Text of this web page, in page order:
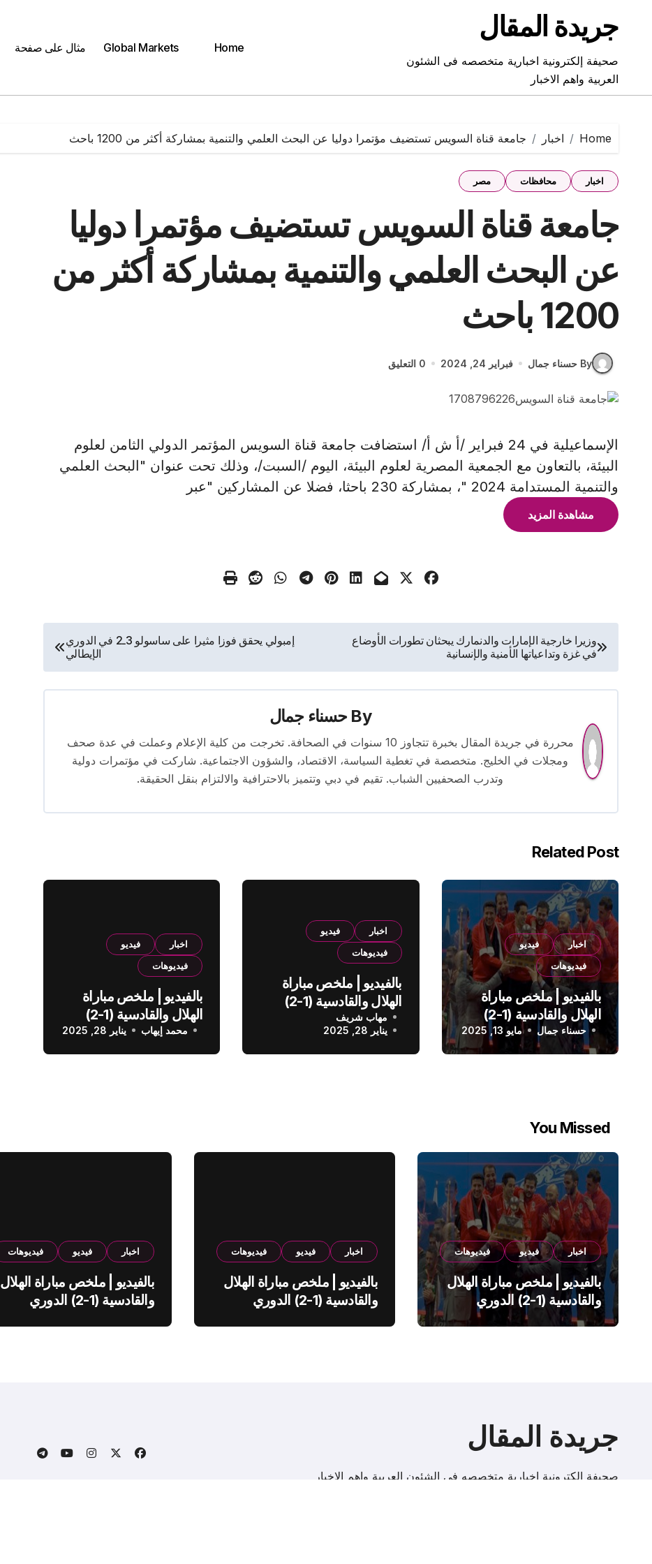
contentجريدة المقال
صحيفة إلكترونية اخبارية متخصصه فى الشئون
العربية واهم الاخبار
Home
Global Markets مثال على صفحة
Home اخبار جامعة قناة السويس تستضيف مؤتمرا دوليا عن البحث العلمي والتنمية بمشاركة أكثر من 1200 باحث
اخبار محافظات مصر
جامعة قناة السويس تستضيف مؤتمرا دوليا
عن البحث العلمي والتنمية بمشاركة أكثر من
1200 باحث
By حسناء جمال فبراير 24, 2024 0 التعليق
الإسماعيلية في 24 فبراير /أ ش أ/ استضافت جامعة قناة السويس المؤتمر الدولي الثامن لعلوم
البيئة، بالتعاون مع الجمعية المصرية لعلوم البيئة، اليوم /السبت/، وذلك تحت عنوان "البحث العلمي
والتنمية المستدامة 2024 "، بمشاركة 230 باحثا، فضلا عن المشاركين "عبر
مشاهدة المزيد
تصفّح
المقالات
وزيرا خارجية الإمارات والدنمارك يبحثان تطورات الأوضاع
في غزة وتداعياتها الأمنية والإنسانية
إمبولي يحقق فوزا مثيرا على ساسولو 3ـ2 في الدوري
الإيطالي
By حسناء جمال
محررة في جريدة المقال بخبرة تتجاوز 10 سنوات في الصحافة. تخرجت من كلية الإعلام وعملت في عدة صحف
ومجلات في الخليج. متخصصة في تغطية السياسة، الاقتصاد، والشؤون الاجتماعية. شاركت في مؤتمرات دولية
وتدرب الصحفيين الشباب. تقيم في دبي وتتميز بالاحترافية والالتزام بنقل الحقيقة.
Related Post
اخبار
فيديو
فيديوهات
بالفيديو | ملخص مباراة
الهلال والقادسية (1-2)
الدوري السعودي
حسناء جمال مايو 13, 2025
اخبار
فيديو
فيديوهات
بالفيديو | ملخص مباراة
الهلال والقادسية (1-2)
الدوري السعودي
مهاب شريف
يناير 28, 2025
اخبار
فيديو
فيديوهات
بالفيديو | ملخص مباراة
الهلال والقادسية (1-2)
الدوري السعودي
محمد إيهاب يناير 28, 2025
You Missed
اخبار فيديو فيديوهات
بالفيديو | ملخص مباراة الهلال
والقادسية (1-2) الدوري
السعودي
اخبار فيديو فيديوهات
بالفيديو | ملخص مباراة الهلال
والقادسية (1-2) الدوري
اخبار فيديو فيديوهات
بالفيديو | ملخص مباراة الهلال
والقادسية (1-2) الدوري
جريدة المقال
صحيفة إلكترونية اخبارية متخصصه فى الشئون العربية واهم الاخبار